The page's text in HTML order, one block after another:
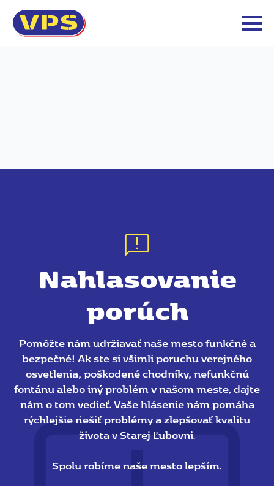
Nahlasovanie
porúch
Pomôžte nám udržiavať naše mesto funkčné a
bezpečné! Ak ste si všimli poruchu verejného
osvetlenia, poškodené chodníky, nefunkčnú
fontánu alebo iný problém v našom meste, dajte
nám o tom vedieť. Vaše hlásenie nám pomáha
rýchlejšie riešiť problémy a zlepšovať kvalitu
života v Starej Ľubovni.
Spolu robíme naše mesto lepším.